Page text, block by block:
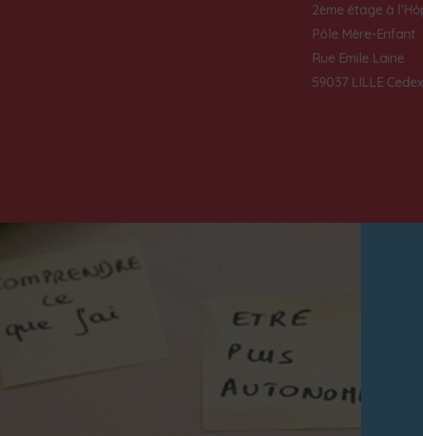
2ème étage à
Pôle Mère-Enfant
Rue Emile Laine
59037 LILLE Cedex